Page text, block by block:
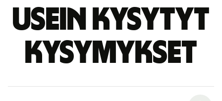
Usein kysytyt
kysymykset